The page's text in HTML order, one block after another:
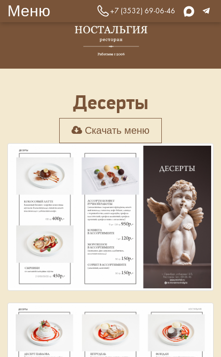
Десерты
Скачать меню
Меню +7 (3532) 69-06-46